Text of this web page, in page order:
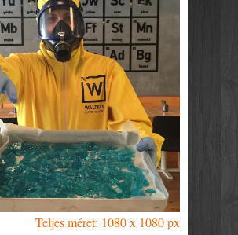
Teljes méret: 1080 x 1080 px